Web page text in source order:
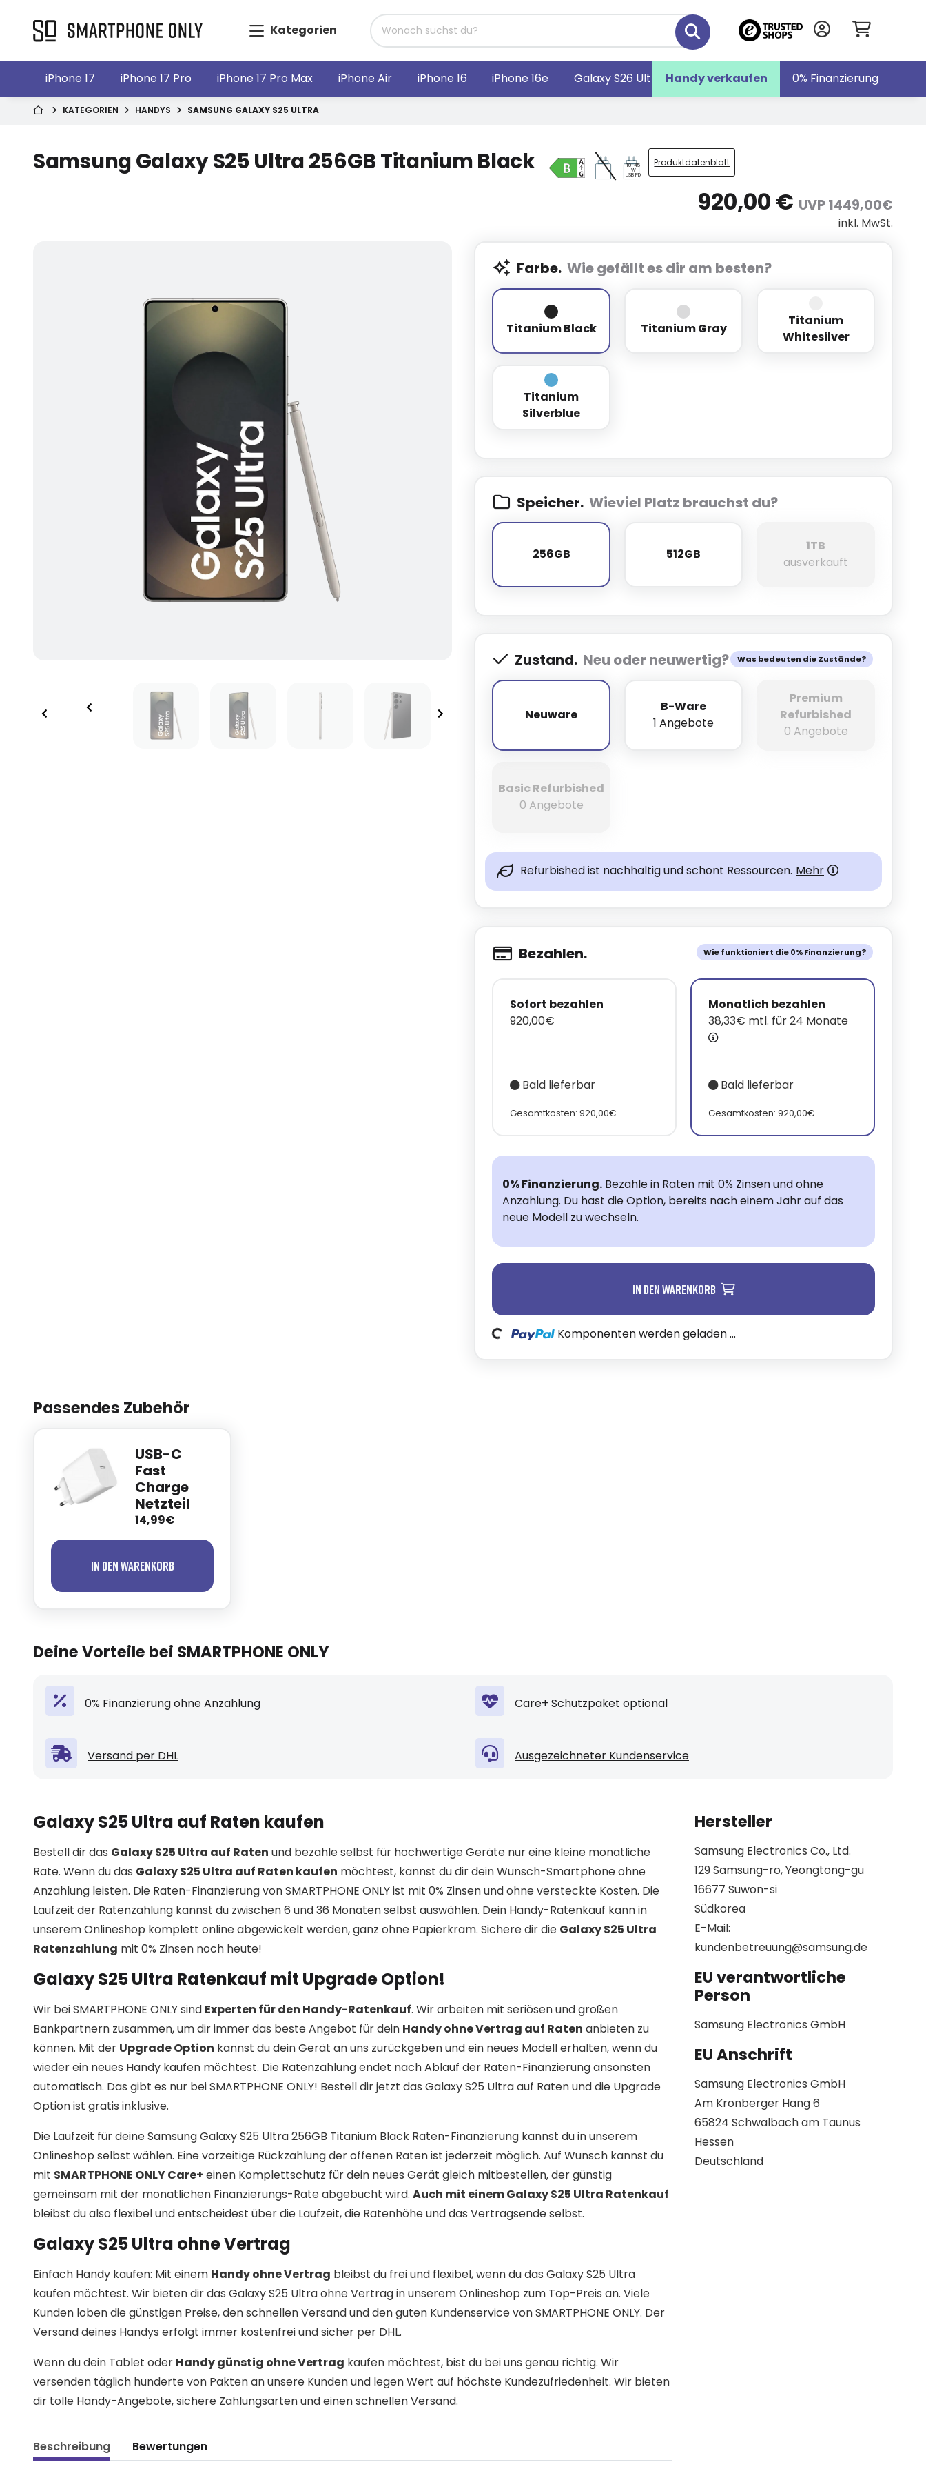
Kategorien
Handy verkaufen 0% Finanzierung
iPhone 17 iPhone 17 Pro iPhone 17 Pro Max iPhone Air iPhone 16 iPhone 16e Galaxy S26 Ultra Galaxy S26 Galaxy Z Fold7
KATEGORIEN HANDYS SAMSUNG GALAXY S25 ULTRA
Samsung Galaxy S25 Ultra 256GB Titanium Black 10-45
W
USB PD
Produktdatenblatt
920,00 € UVP 1449,00€
inkl. MwSt.
Farbe. Wie gefällt es dir am besten?
Titanium Black
Titanium Black Titanium Gray
Titanium Gray
Titanium
Whitesilver
Titanium Whitesilver
Titanium
Silverblue
Titanium Silverblue
Speicher. Wieviel Platz brauchst du?
256GB
256GB 512GB
512GB
1TB
ausverkauft
1TB
Was bedeuten die Zustände?
Zustand. Neu oder neuwertig?
Neuware
Neuware
B-Ware
1 Angebote
Premium
Refurbished
0 Angebote
Basic Refurbished
0 Angebote
Refurbished ist nachhaltig und schont Ressourcen. Mehr
Wie funktioniert die 0% Finanzierung?
Bezahlen.
Sofort bezahlen
920,00€
Bald lieferbar
Gesamtkosten: 920,00€.
Monatlich bezahlen
38,33€ mtl. für 24 Monate
Bald lieferbar
Gesamtkosten: 920,00€.
0% Finanzierung. Bezahle in Raten mit 0% Zinsen und ohne
Anzahlung. Du hast die Option, bereits nach einem Jahr auf das
neue Modell zu wechseln.
In den Warenkorb
Loading... Komponenten werden geladen ...
Passendes Zubehör
USB-C
Fast
Charge
Netzteil
14,99€
In den Warenkorb
Deine Vorteile bei SMARTPHONE ONLY
0% Finanzierung ohne Anzahlung Care+ Schutzpaket optional
Versand per DHL Ausgezeichneter Kundenservice
Galaxy S25 Ultra auf Raten kaufen
Bestell dir das Galaxy S25 Ultra auf Raten und bezahle selbst für hochwertige Geräte nur eine kleine monatliche
Rate. Wenn du das Galaxy S25 Ultra auf Raten kaufen möchtest, kannst du dir dein Wunsch-Smartphone ohne
Anzahlung leisten. Die Raten-Finanzierung von SMARTPHONE ONLY ist mit 0% Zinsen und ohne versteckte Kosten. Die
Laufzeit der Ratenzahlung kannst du zwischen 6 und 36 Monaten selbst auswählen. Dein Handy-Ratenkauf kann in
unserem Onlineshop komplett online abgewickelt werden, ganz ohne Papierkram. Sichere dir die Galaxy S25 Ultra
Ratenzahlung mit 0% Zinsen noch heute!
Galaxy S25 Ultra Ratenkauf mit Upgrade Option!
Wir bei SMARTPHONE ONLY sind Experten für den Handy-Ratenkauf. Wir arbeiten mit seriösen und großen
Bankpartnern zusammen, um dir immer das beste Angebot für dein Handy ohne Vertrag auf Raten anbieten zu
können. Mit der Upgrade Option kannst du dein Gerät an uns zurückgeben und ein neues Modell erhalten, wenn du
wieder ein neues Handy kaufen möchtest. Die Ratenzahlung endet nach Ablauf der Raten-Finanzierung ansonsten
automatisch. Das gibt es nur bei SMARTPHONE ONLY! Bestell dir jetzt das Galaxy S25 Ultra auf Raten und die Upgrade
Option ist gratis inklusive.
Die Laufzeit für deine Samsung Galaxy S25 Ultra 256GB Titanium Black Raten-Finanzierung kannst du in unserem
Onlineshop selbst wählen. Eine vorzeitige Rückzahlung der offenen Raten ist jederzeit möglich. Auf Wunsch kannst du
mit SMARTPHONE ONLY Care+ einen Komplettschutz für dein neues Gerät gleich mitbestellen, der günstig
gemeinsam mit der monatlichen Finanzierungs-Rate abgebucht wird. Auch mit einem Galaxy S25 Ultra Ratenkauf
bleibst du also flexibel und entscheidest über die Laufzeit, die Ratenhöhe und das Vertragsende selbst.
Galaxy S25 Ultra ohne Vertrag
Einfach Handy kaufen: Mit einem Handy ohne Vertrag bleibst du frei und flexibel, wenn du das Galaxy S25 Ultra
kaufen möchtest. Wir bieten dir das Galaxy S25 Ultra ohne Vertrag in unserem Onlineshop zum Top-Preis an. Viele
Kunden loben die günstigen Preise, den schnellen Versand und den guten Kundenservice von SMARTPHONE ONLY. Der
Versand deines Handys erfolgt immer kostenfrei und sicher per DHL.
Wenn du dein Tablet oder Handy günstig ohne Vertrag kaufen möchtest, bist du bei uns genau richtig. Wir
versenden täglich hunderte von Pakten an unsere Kunden und legen Wert auf höchste Kundezufriedenheit. Wir bieten
dir tolle Handy-Angebote, sichere Zahlungsarten und einen schnellen Versand.
Beschreibung Bewertungen
Hersteller
Samsung Electronics Co., Ltd.
129 Samsung-ro, Yeongtong-gu
16677 Suwon-si
Südkorea
E-Mail:
kundenbetreuung@samsung.de
EU verantwortliche
Person
Samsung Electronics GmbH
EU Anschrift
Samsung Electronics GmbH
Am Kronberger Hang 6
65824 Schwalbach am Taunus
Hessen
Deutschland